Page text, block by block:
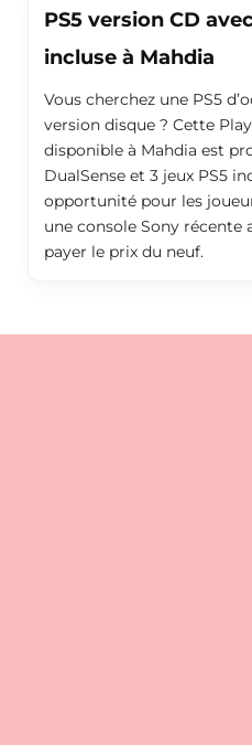
PS5 version CD
incluse à Mahdia
Vous cherchez une PS5
version disque ? Cette
disponible à Mahdia est
DualSense et 3 jeux PS5
opportunité pour les
une console Sony récente
payer le prix du neuf.